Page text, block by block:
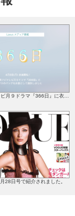
28日号で紹介されました。